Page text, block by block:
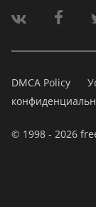
DMCA Policy
© 1998 - 2026